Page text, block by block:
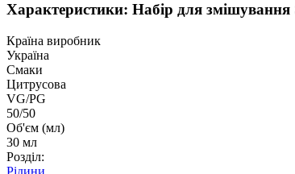
Характеристики: Набір для
Країна виробник
Україна
Смаки
Цитрусова
VG/PG
50/50
Об'єм (мл)
30 мл
Розділ: